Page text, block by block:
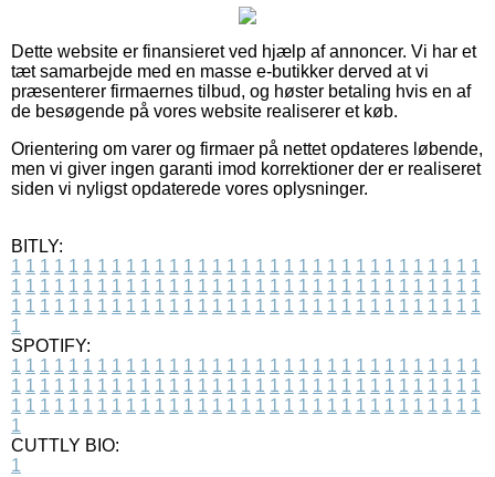
Dette website er finansieret ved hjælp af annoncer. Vi har et
tæt samarbejde med en masse e-butikker derved at vi
præsenterer firmaernes tilbud, og høster betaling hvis en af
de besøgende på vores website realiserer et køb.
Orientering om varer og firmaer på nettet opdateres løbende,
men vi giver ingen garanti imod korrektioner der er realiseret
siden vi nyligst opdaterede vores oplysninger.
BITLY:
1 1 1 1 1 1 1 1 1 1 1 1 1 1 1 1 1 1 1 1 1 1 1 1 1 1 1 1 1 1 1 1 1
1 1 1 1 1 1 1 1 1 1 1 1 1 1 1 1 1 1 1 1 1 1 1 1 1 1 1 1 1 1 1 1 1
1 1 1 1 1 1 1 1 1 1 1 1 1 1 1 1 1 1 1 1 1 1 1 1 1 1 1 1 1 1 1 1 1
1
SPOTIFY:
1 1 1 1 1 1 1 1 1 1 1 1 1 1 1 1 1 1 1 1 1 1 1 1 1 1 1 1 1 1 1 1 1
1 1 1 1 1 1 1 1 1 1 1 1 1 1 1 1 1 1 1 1 1 1 1 1 1 1 1 1 1 1 1 1 1
1 1 1 1 1 1 1 1 1 1 1 1 1 1 1 1 1 1 1 1 1 1 1 1 1 1 1 1 1 1 1 1 1
1
CUTTLY BIO:
1